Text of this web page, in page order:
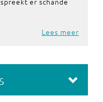
Lees meer